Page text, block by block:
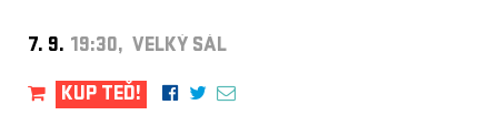
7. 9. 19:30, VELKÝ SÁL
KUP TEĎ!